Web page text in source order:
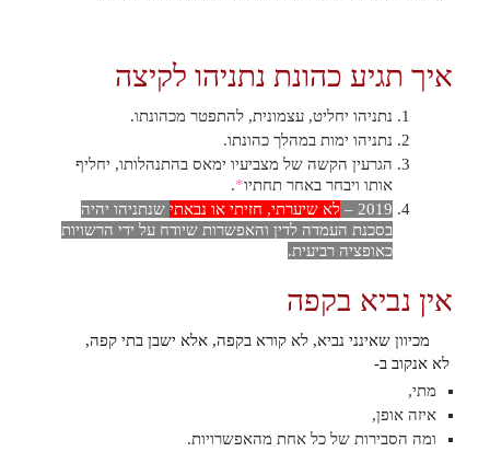
איך תגיע כהונת נתניהו לקיצה
נתניהו יחליט, עצמונית, להתפטר מכהונתו.
נתניהו ימות במהלך כהונתו.
הגרעין הקשה של מצביעיו ימאס בהתנהלותו, יחליף
אותו ויבחר באחר תחתיו*
.
2019 –
לא שיערתי, חזיתי או נבאתישנתניהו יהיה
בסכנת העמדה לדין והאפשרות שיודח על ידי הרשויות
כאופציה רביעית.
אין נביא בקפה
מכיוון שאינני נביא, לא קורא בקפה, אלא ישבן בתי קפה,
לא אנקוב ב-
מתי,
איזה אופן,
ומה הסבירות של כל אחת מהאפשרויות.